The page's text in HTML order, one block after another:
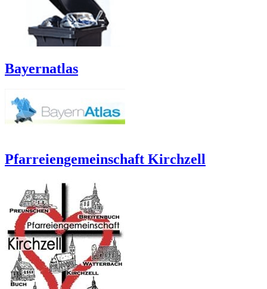
Bayernatlas
Pfarreiengemeinschaft Kirchzell